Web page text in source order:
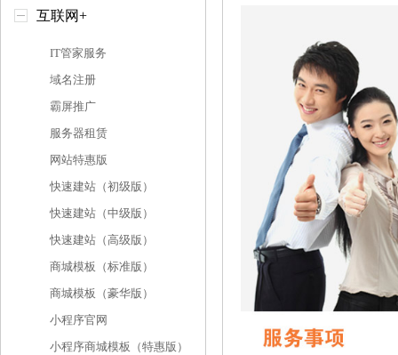
互联网+
IT管家服务
域名注册
霸屏推广
服务器租赁
网站特惠版
快速建站（初级版）
快速建站（中级版）
快速建站（高级版）
商城模板（标准版）
商城模板（豪华版）
小程序官网
小程序商城模板（特惠版）